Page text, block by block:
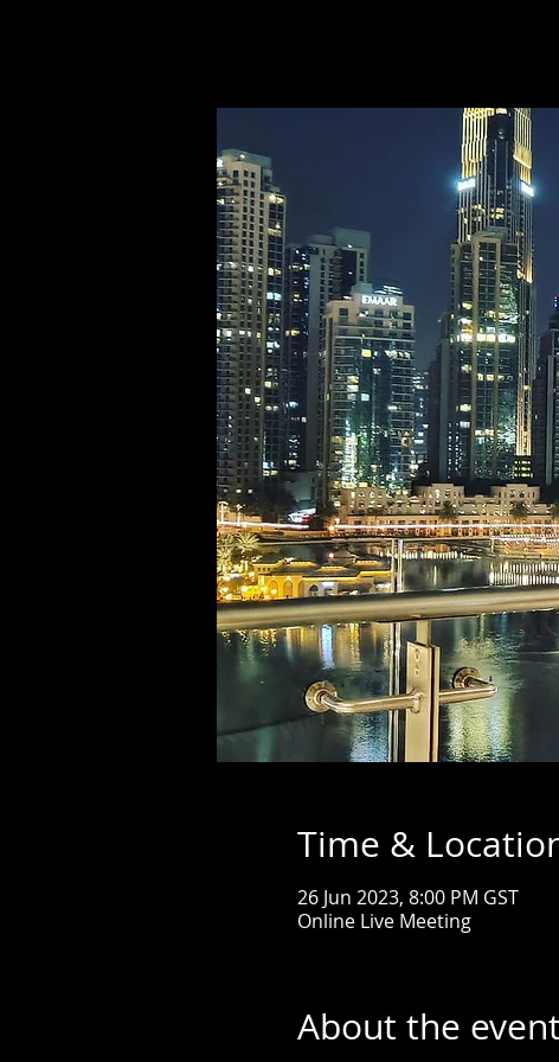
Time &
26 Jun 2023, 8:00 PM GST
Online Live Meeting
About the event